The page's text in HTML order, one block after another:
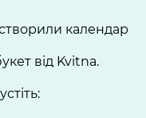
календар
від Kvitna.